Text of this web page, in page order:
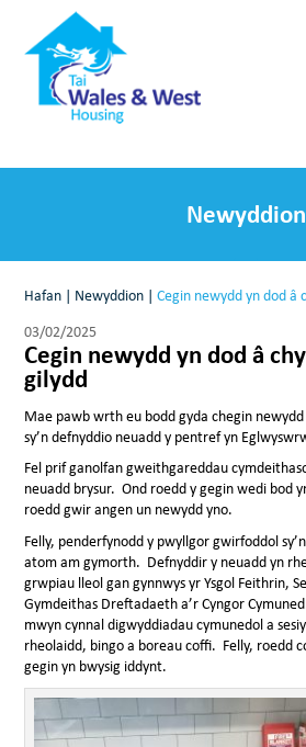
Newyddion
Hafan | Newyddion |Cegin newydd yn dod â
03/02/2025
Cegin newydd yn dod â
gilydd
Mae pawb wrth eu bodd gyda chegin
sy’n defnyddio neuadd y pentref yn
Fel prif ganolfan gweithgareddau
neuadd brysur. Ond roedd y gegin wedi bod
roedd gwir angen un newydd yno.
Felly, penderfynodd y pwyllgor gwirfoddol
atom am gymorth. Defnyddir y neuadd yn
grwpiau lleol gan gynnwys yr Ysgol Feithrin,
Gymdeithas Dreftadaeth a’r Cyngor
mwyn cynnal digwyddiadau cymunedol a
rheolaidd, bingo a boreau coffi. Felly, roedd
gegin yn bwysig iddynt.